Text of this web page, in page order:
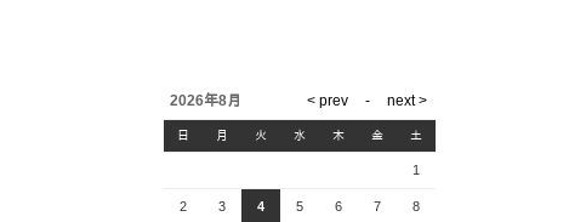
2026年8月
日 月 火 水 木 金 土
1
2 3 4 5 6 7 8